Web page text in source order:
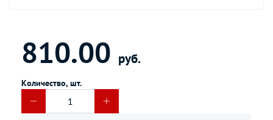
810.00 руб.
Количество, шт.